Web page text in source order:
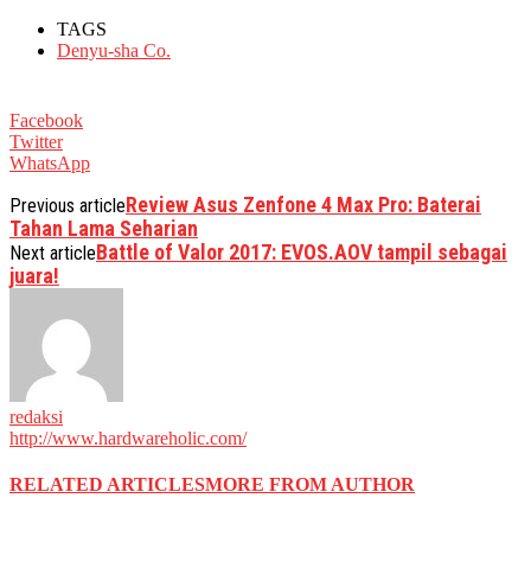
TAGS
Denyu-sha Co.
Facebook
Twitter
WhatsApp
Previous articleReview Asus Zenfone 4 Max Pro: Baterai
Tahan Lama Seharian
Next articleBattle of Valor 2017: EVOS.AOV tampil sebagai
juara!
redaksi
http://www.hardwareholic.com/
RELATED ARTICLESMORE FROM AUTHOR